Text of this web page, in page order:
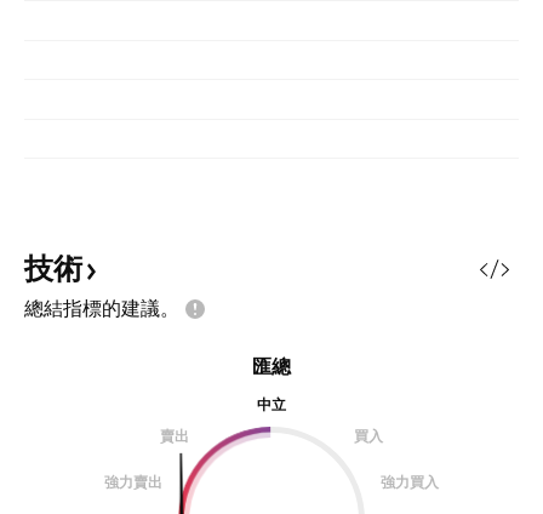
技術
總結指標的建議。
匯總
中立
賣出
買入
強力賣出 強力買入